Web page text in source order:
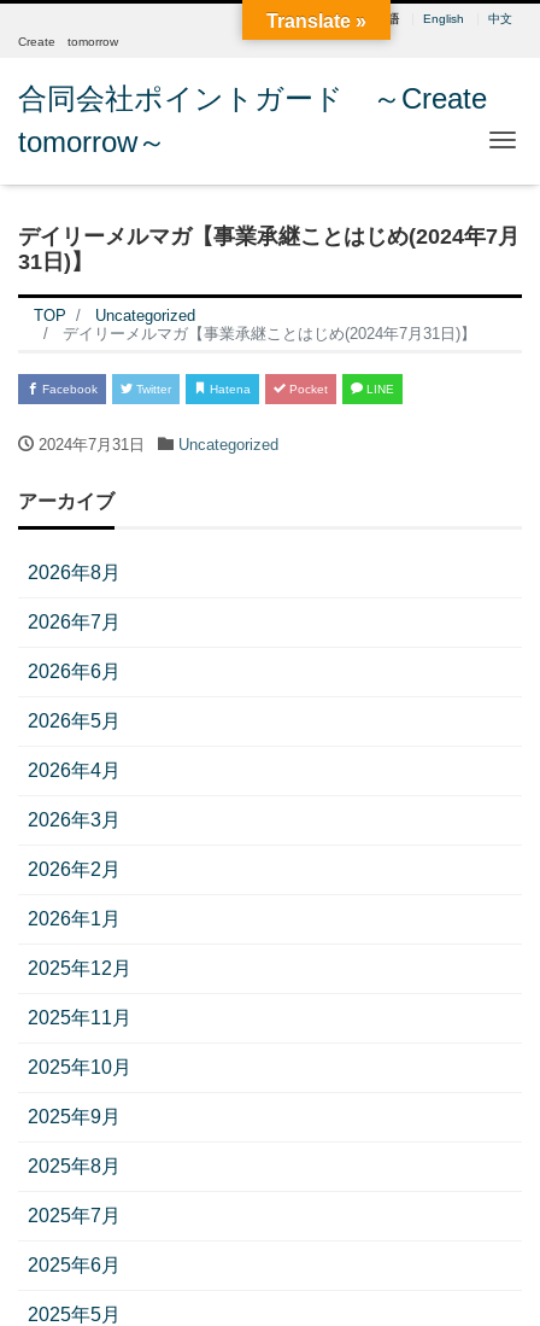
日本語 English
中文
Create tomorrow
合同会社ポイントガード ～Create
tomorrow～
デイリーメルマガ【事業承継ことはじめ(2024年7月
31日)】
TOP
Uncategorized
デイリーメルマガ【事業承継ことはじめ(2024年7月31日)】
Facebook Twitter Hatena Pocket LINE
2024年7月31日 Uncategorized
アーカイブ
2026年8月
2026年7月
2026年6月
2026年5月
2026年4月
2026年3月
2026年2月
2026年1月
2025年12月
2025年11月
2025年10月
2025年9月
2025年8月
2025年7月
2025年6月
2025年5月
Translate »